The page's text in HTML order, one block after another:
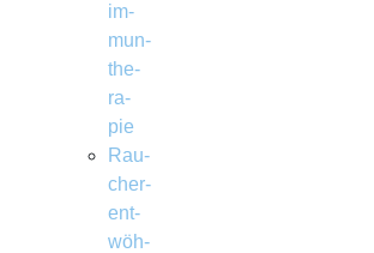
im­
mun­
the­
ra­
pie
Rau­
cher­
ent­
wöh­